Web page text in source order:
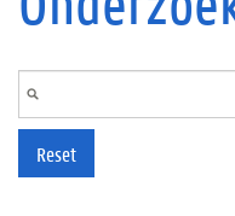
Reset